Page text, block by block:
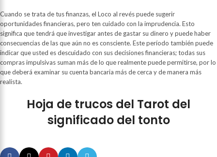
Cuando se trata de tus finanzas, el Loco al revés puede sugerir
oportunidades financieras, pero ten cuidado con la imprudencia. Esto
significa que tendrá que investigar antes de gastar su dinero y puede haber
consecuencias de las que aún no es consciente. Este período también puede
indicar que usted es descuidado con sus decisiones financieras; todas sus
compras impulsivas suman más de lo que realmente puede permitirse, por lo
que deberá examinar su cuenta bancaria más de cerca y de manera más
realista.
Hoja de trucos del Tarot del
significado del tonto